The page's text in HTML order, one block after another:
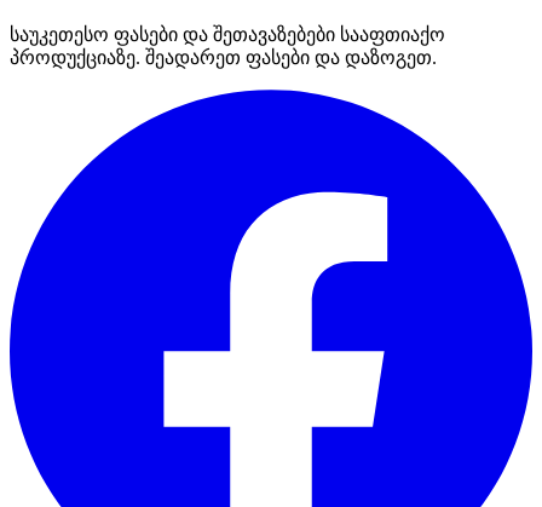
საუკეთესო ფასები და შეთავაზებები სააფთიაქო
პროდუქციაზე. შეადარეთ ფასები და დაზოგეთ.